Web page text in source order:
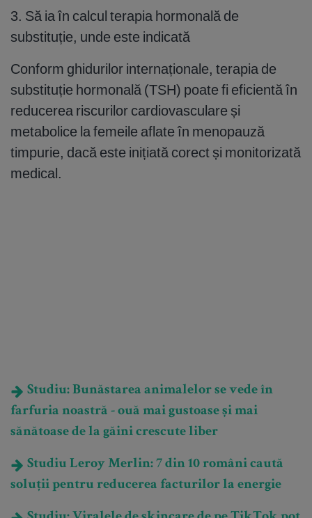
3. Să ia în calcul terapia hormonală de
substituție, unde este indicată
Conform ghidurilor internaționale, terapia de
substituție hormonală (TSH) poate fi eficientă în
reducerea riscurilor cardiovasculare și
metabolice la femeile aflate în menopauză
timpurie, dacă este inițiată corect și monitorizată
medical.
Studiu: Bunăstarea animalelor se vede în
farfuria noastră - ouă mai gustoase și mai
sănătoase de la găini crescute liber
Studiu Leroy Merlin: 7 din 10 români caută
soluții pentru reducerea facturilor la energie